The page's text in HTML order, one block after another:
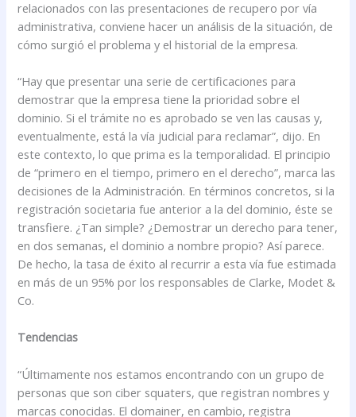
relacionados con las presentaciones de recupero por vía
administrativa, conviene hacer un análisis de la situación, de
cómo surgió el problema y el historial de la empresa.
“Hay que presentar una serie de certificaciones para
demostrar que la empresa tiene la prioridad sobre el
dominio. Si el trámite no es aprobado se ven las causas y,
eventualmente, está la vía judicial para reclamar”, dijo. En
este contexto, lo que prima es la temporalidad. El principio
de “primero en el tiempo, primero en el derecho”, marca las
decisiones de la Administración. En términos concretos, si la
registración societaria fue anterior a la del dominio, éste se
transfiere. ¿Tan simple? ¿Demostrar un derecho para tener,
en dos semanas, el dominio a nombre propio? Así parece.
De hecho, la tasa de éxito al recurrir a esta vía fue estimada
en más de un 95% por los responsables de Clarke, Modet &
Co.
Tendencias
“Últimamente nos estamos encontrando con un grupo de
personas que son ciber squaters, que registran nombres y
marcas conocidas. El domainer, en cambio, registra